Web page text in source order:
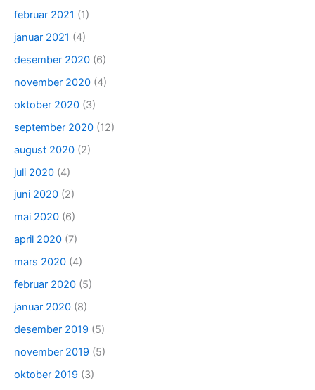
februar 2021 (1)
januar 2021 (4)
desember 2020 (6)
november 2020 (4)
oktober 2020 (3)
september 2020 (12)
august 2020 (2)
juli 2020 (4)
juni 2020 (2)
mai 2020 (6)
april 2020 (7)
mars 2020 (4)
februar 2020 (5)
januar 2020 (8)
desember 2019 (5)
november 2019 (5)
oktober 2019 (3)